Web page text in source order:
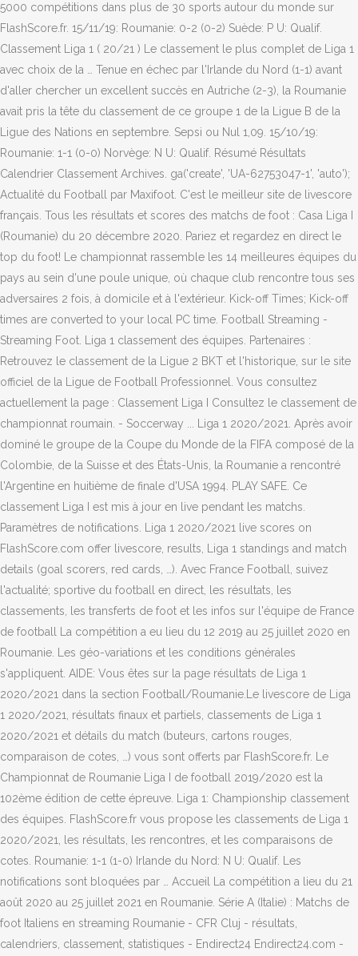
5000 compétitions dans plus de 30 sports autour du monde sur
FlashScore.fr. 15/11/19: Roumanie: 0-2 (0-2) Suède: P U: Qualif.
Classement Liga 1 ( 20/21 ) Le classement le plus complet de Liga 1
avec choix de la … Tenue en échec par l'Irlande du Nord (1-1) avant
d'aller chercher un excellent succès en Autriche (2-3), la Roumanie
avait pris la tête du classement de ce groupe 1 de la Ligue B de la
Ligue des Nations en septembre. Sepsi ou Nul 1,09. 15/10/19:
Roumanie: 1-1 (0-0) Norvège: N U: Qualif. Résumé Résultats
Calendrier Classement Archives. ga('create', 'UA-62753047-1', 'auto');
Actualité du Football par Maxifoot. C'est le meilleur site de livescore
français. Tous les résultats et scores des matchs de foot : Casa Liga I
(Roumanie) du 20 décembre 2020. Pariez et regardez en direct le
top du foot! Le championnat rassemble les 14 meilleures équipes du
pays au sein d'une poule unique, où chaque club rencontre tous ses
adversaires 2 fois, à domicile et à l'extérieur. Kick-off Times; Kick-off
times are converted to your local PC time. Football Streaming -
Streaming Foot. Liga 1 classement des équipes. Partenaires :
Retrouvez le classement de la Ligue 2 BKT et l'historique, sur le site
officiel de la Ligue de Football Professionnel. Vous consultez
actuellement la page : Classement Liga I Consultez le classement de
championnat roumain. - Soccerway ... Liga 1 2020/2021. Après avoir
dominé le groupe de la Coupe du Monde de la FIFA composé de la
Colombie, de la Suisse et des États-Unis, la Roumanie a rencontré
l'Argentine en huitième de finale d'USA 1994. PLAY SAFE. Ce
classement Liga I est mis à jour en live pendant les matchs.
Paramètres de notifications. Liga 1 2020/2021 live scores on
FlashScore.com offer livescore, results, Liga 1 standings and match
details (goal scorers, red cards, …). Avec France Football, suivez
l'actualité; sportive du football en direct, les résultats, les
classements, les transferts de foot et les infos sur l'équipe de France
de football La compétition a eu lieu du 12 2019 au 25 juillet 2020 en
Roumanie. Les géo-variations et les conditions générales
s'appliquent. AIDE: Vous êtes sur la page résultats de Liga 1
2020/2021 dans la section Football/Roumanie.Le livescore de Liga
1 2020/2021, résultats finaux et partiels, classements de Liga 1
2020/2021 et détails du match (buteurs, cartons rouges,
comparaison de cotes, …) vous sont offerts par FlashScore.fr. Le
Championnat de Roumanie Liga I de football 2019/2020 est la
102ème édition de cette épreuve. Liga 1: Championship classement
des équipes. FlashScore.fr vous propose les classements de Liga 1
2020/2021, les résultats, les rencontres, et les comparaisons de
cotes. Roumanie: 1-1 (1-0) Irlande du Nord: N U: Qualif. Les
notifications sont bloquées par … Accueil La compétition a lieu du 21
août 2020 au 25 juillet 2021 en Roumanie. Série A (Italie) : Matchs de
foot Italiens en streaming Roumanie - CFR Cluj - résultats,
calendriers, classement, statistiques - Endirect24 Endirect24.com -